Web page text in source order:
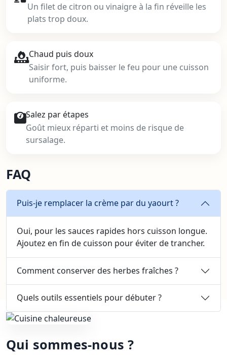
Un filet de citron ou vinaigre à la fin réveille les
plats trop doux.
Chaud puis doux
Saisir fort, puis baisser le feu pour une cuisson
uniforme.
Salez par étapes
Goût mieux réparti et moins de risque de
sursalage.
FAQ
Puis-je remplacer la crème par du yaourt ?
Oui, pour les sauces rapides hors cuisson longue.
Ajoutez en fin de cuisson pour éviter de trancher.
Comment conserver des herbes fraîches ?
Quels outils essentiels pour débuter ?
Qui sommes-nous ?